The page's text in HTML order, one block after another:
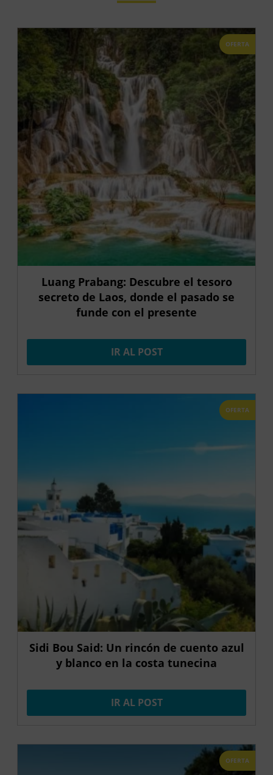
OFERTA
Luang Prabang: Descubre el tesoro
secreto de Laos, donde el pasado se
funde con el presente
IR AL POST
OFERTA
Sidi Bou Said: Un rincón de cuento azul
y blanco en la costa tunecina
IR AL POST
OFERTA